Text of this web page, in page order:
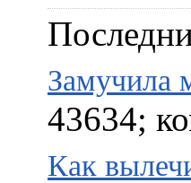
Замучила
43634;
Как